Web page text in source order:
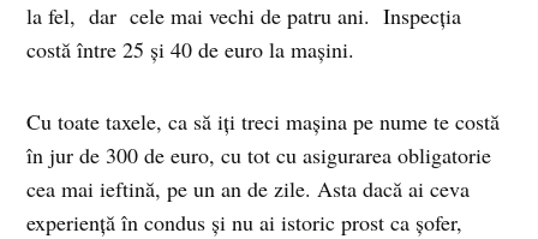
la fel, dar cele mai vechi de patru ani. Inspecţia
costă între 25 şi 40 de euro la maşini.
Cu toate taxele, ca să iţi treci maşina pe nume te costă
în jur de 300 de euro, cu tot cu asigurarea obligatorie
cea mai ieftină, pe un an de zile. Asta dacă ai ceva
experienţă în condus şi nu ai istoric prost ca şofer,